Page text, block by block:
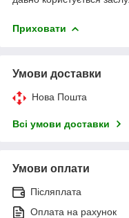
Приховати
Умови доставки
Нова Пошта
Всі умови доставки
Умови оплати
Післяплата
Оплата на рахунок